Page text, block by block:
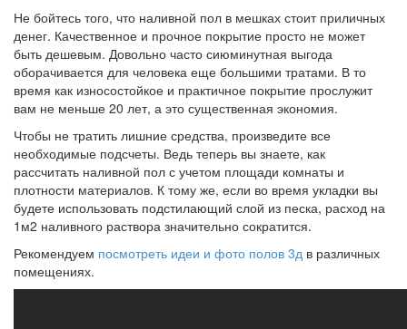
Не бойтесь того, что наливной пол в мешках стоит приличных
денег. Качественное и прочное покрытие просто не может
быть дешевым. Довольно часто сиюминутная выгода
оборачивается для человека еще большими тратами. В то
время как износостойкое и практичное покрытие прослужит
вам не меньше 20 лет, а это существенная экономия.
Чтобы не тратить лишние средства, произведите все
необходимые подсчеты. Ведь теперь вы знаете, как
рассчитать наливной пол с учетом площади комнаты и
плотности материалов. К тому же, если во время укладки вы
будете использовать подстилающий слой из песка, расход на
1м2 наливного раствора значительно сократится.
Рекомендуем посмотреть идеи и фото полов 3д в различных
помещениях.